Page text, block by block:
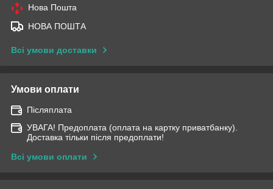
Нова Пошта
НОВА ПОШТА
Всі умови доставки
Умови оплати
Післяплата
УВАГА! Предоплата (оплата на картку приватбанку).
Доставка тільки після предоплати!
Всі умови оплати